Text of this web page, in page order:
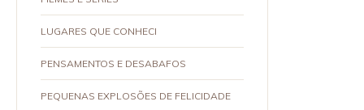
LUGARES QUE CONHECI
PENSAMENTOS E DESABAFOS
PEQUENAS EXPLOSÕES DE FELICIDADE